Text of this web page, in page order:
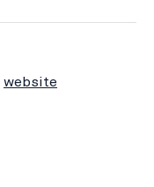
website